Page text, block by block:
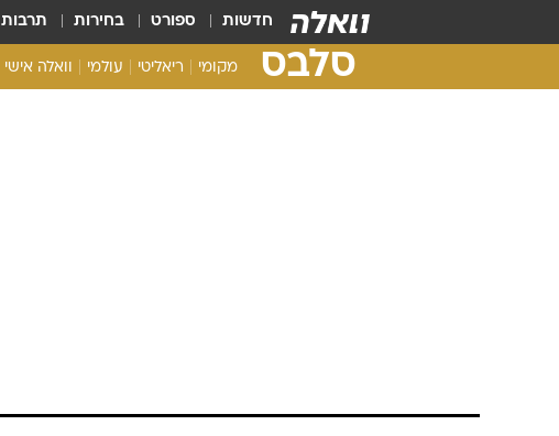
חדשות ספורט בחירות תרבות
סלבס מקומי ריאליטי עולמי וואלה אישי